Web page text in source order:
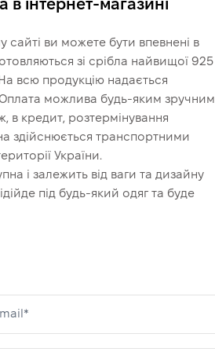
інтернет-магазині
ви можете бути впевнені в
зі срібла найвищої 925
всю продукцію надається
Оплата можлива будь-яким зручним
в кредит, розтермінування
здійснюється транспортними
України.
і залежить від ваги та дизайну
під будь-який одяг та буде